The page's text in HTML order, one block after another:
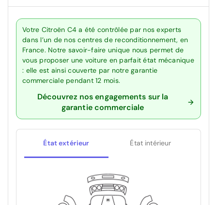
Votre Citroën C4 a été contrôlée par nos experts
dans l’un de nos centres de reconditionnement, en
France. Notre savoir-faire unique nous permet de
vous proposer une voiture en parfait état mécanique
: elle est ainsi couverte par notre garantie
commerciale pendant 12 mois.
Découvrez nos engagements sur la
garantie commerciale
État extérieur État intérieur